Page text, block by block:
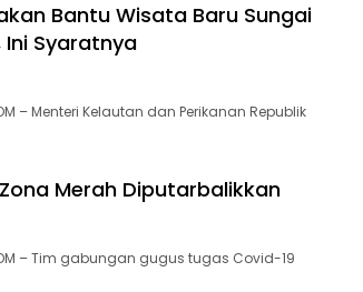
Bantu Wisata Baru Sungai
Syaratnya
– Menteri Kelautan dan Perikanan Republik
Merah Diputarbalikkan
– Tim gabungan gugus tugas Covid-19